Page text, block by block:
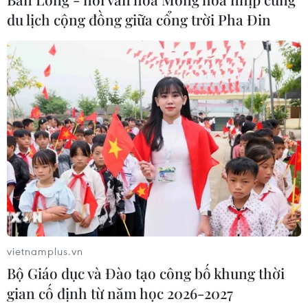
21/07/2026 10:49
Quan hệ đặc biệt Việt Nam-Lào sẽ
mãi phát triển đi vào chiều sâu
20/07/2026 10:02
Xem thêm
CƠ QUAN CHỦ QUẢN: THÔNG TẤN XÃ VIỆT NAM
Tổng Biên tập: TRẦN TIẾN DUẨN
du lịch cộng đồng giữa cổng trời Pha Đin
vietnamplus.vn
Bộ Giáo dục và Đào tạo công bố khung thời
gian cố định từ năm học 2026-2027